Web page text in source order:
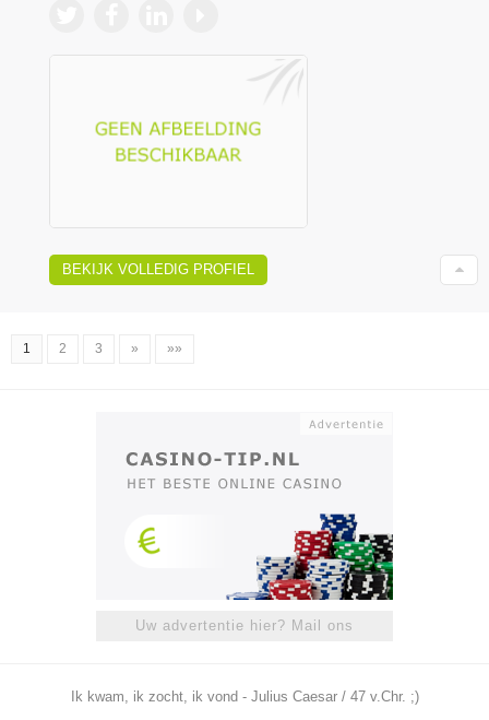
BEKIJK VOLLEDIG PROFIEL
1 2 3 » »»
Uw advertentie hier? Mail ons
Ik kwam, ik zocht, ik vond - Julius Caesar / 47 v.Chr. ;)